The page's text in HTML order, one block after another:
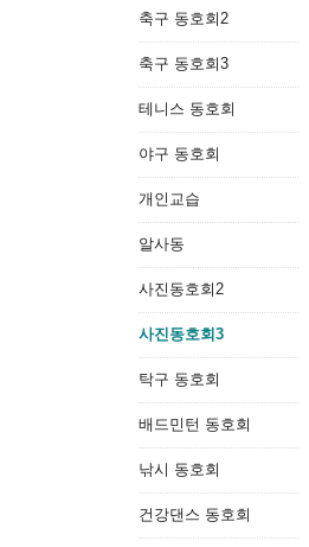
축구 동호회2
축구 동호회3
테니스 동호회
야구 동호회
개인교습
알사동
사진동호회2
사진동호회3
탁구 동호회
배드민턴 동호회
낚시 동호회
건강댄스 동호회